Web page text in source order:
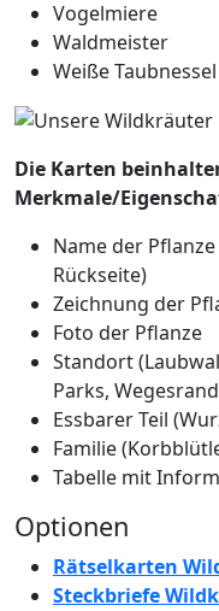
Vogelmiere
Waldmeister
Weiße Taubnessel
Die Karten
Merkmale/
Name der
Rückseite)
Zeichnung der
Foto der Pflanze
Standort
Parks,
Essbarer Teil
Familie
Tabelle mit
Optionen
Rätselkarten
Steckbriefe